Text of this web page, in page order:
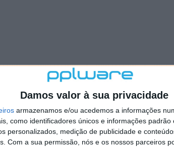
Damos valor à sua privacidade
armazenamos e/ou acedemos a informações
como identificadores únicos e informações
personalizados, medição de publicidade e
Com a sua permissão, nós e os nossos parceiros